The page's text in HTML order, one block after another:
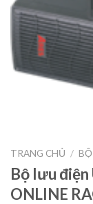
TRANG CHỦ /
Bộ lưu điện
ONLINE